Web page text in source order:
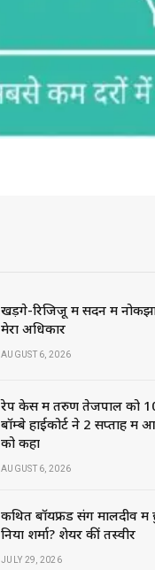
खड़गे-रिजिजू में सदन में
मेरा अधिकार
AUGUST 6, 2026
रेप केस में तरुण तेजपाल को
बॉम्बे हाईकोर्ट ने 2 सप्ताह में
को कहा
AUGUST 6, 2026
कथित बॉयफ्रेंड संग मालदीव में
निया शर्मा? शेयर कीं तस्वीरें
JULY 29, 2026